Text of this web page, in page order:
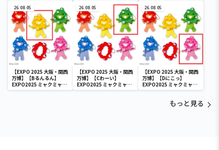
26.08.05
【EXPO 2025 大阪・関西
万博】【Bるんるん】
EXPO2025 ミャクミャク
カラフルゴム紐付きぬい
26.08.05
【EXPO 2025 大阪・関西
万博】【Cわーい】
EXPO2025 ミャクミャク
カラフルゴム紐付きぬい
26.08.05
【EXPO 2025 大阪・関西
万博】【Dにこっ】
EXPO2025 ミャクミャク
カラフルゴム紐付きぬい
もっと見る